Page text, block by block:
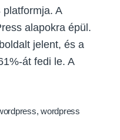
A
alapokra épül.
jelent, és a
át fedi le. A
,wordpress